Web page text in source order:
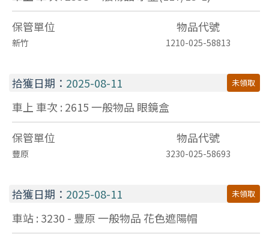
保管單位
物品代號
新竹 1210-025-58813
拾獲日期： 2025-08-11 未領取
車上 車次 : 2615一般物品 眼鏡盒
保管單位
物品代號
豐原 3230-025-58693
拾獲日期： 2025-08-11 未領取
車站 : 3230 - 豐原一般物品 花色遮陽帽